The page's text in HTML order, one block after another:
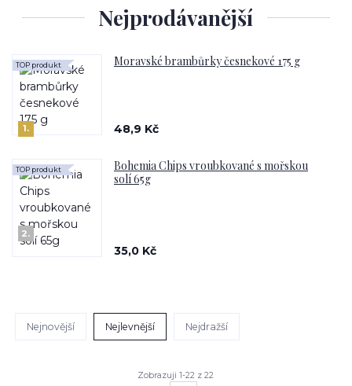
Nejprodávanější
1.
Moravské brambůrky česnekové 175 g
TOP produkt
48,9 Kč
2.
Bohemia Chips vroubkované s mořskou
solí 65g
TOP produkt
35,0 Kč
Nejnovější Nejlevnější Nejdražší
Zobrazuji 1-22 z 22